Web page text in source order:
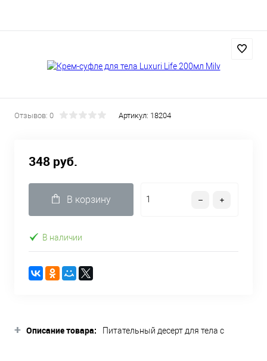
Отзывов: 0 Артикул: 18204
348 руб.
В корзину
В наличии
+ Описание товара:
Питательный десерт для тела с